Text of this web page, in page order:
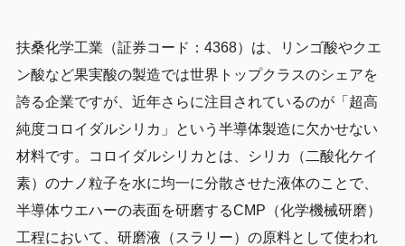
扶桑化学工業（証券コード：4368）は、リンゴ酸やクエ
ン酸など果実酸の製造では世界トップクラスのシェアを
誇る企業ですが、近年さらに注目されているのが「超高
純度コロイダルシリカ」という半導体製造に欠かせない
材料です。コロイダルシリカとは、シリカ（二酸化ケイ
素）のナノ粒子を水に均一に分散させた液体のことで、
半導体ウエハーの表面を研磨するCMP（化学機械研磨）
工程において、研磨液（スラリー）の原料として使われ